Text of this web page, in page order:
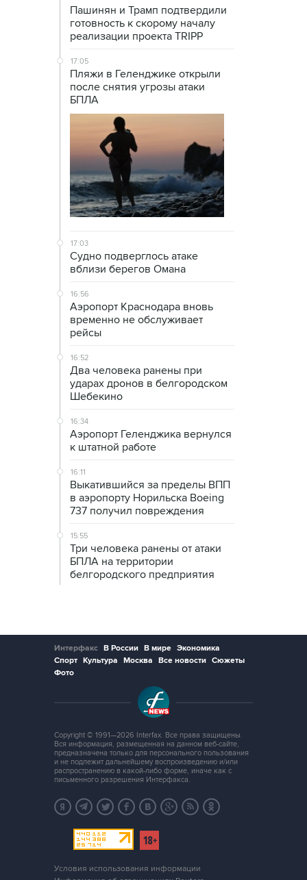
Пашинян и Трамп подтвердили
готовность к скорому началу
реализации проекта TRIPP
17:05
Пляжи в Геленджике открыли
после снятия угрозы атаки
БПЛА
17:03
Судно подверглось атаке
вблизи берегов Омана
16:56
Аэропорт Краснодара вновь
временно не обслуживает
рейсы
16:52
Два человека ранены при
ударах дронов в белгородском
Шебекино
16:34
Аэропорт Геленджика вернулся
к штатной работе
16:11
Выкатившийся за пределы ВПП
в аэропорту Норильска Boeing
737 получил повреждения
15:55
Три человека ранены от атаки
БПЛА на территории
белгородского предприятия
Интерфакс В России В мире Экономика
Спорт Культура Москва Все новости Сюжеты
Фото
Copyright © 1991—2026 Interfax. Все права защищены.
Вся информация, размещенная на данном веб-сайте,
предназначена только для персонального пользования
и не подлежит дальнейшему воспроизведению и/или
распространению в какой-либо форме, иначе как с
письменного разрешения Интерфакса.
Условия использования информации